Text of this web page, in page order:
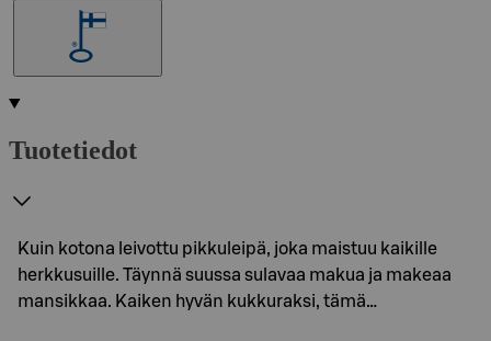
Tuotetiedot
Kuin kotona leivottu pikkuleipä, joka maistuu kaikille
herkkusuille. Täynnä suussa sulavaa makua ja makeaa
mansikkaa. Kaiken hyvän kukkuraksi, tämä…